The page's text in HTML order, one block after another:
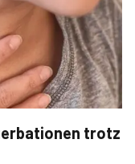
trotz